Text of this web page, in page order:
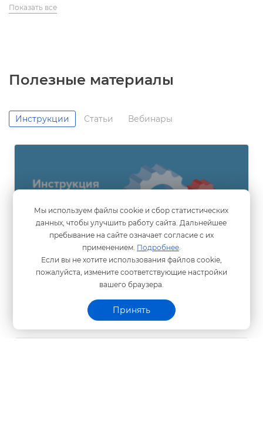
Мы используем файлы cookie и сбор статистических
данных, чтобы улучшить работу сайта. Дальнейшее
пребывание на сайте означает согласие с их
применением. Подробнее.
Если вы не хотите использования файлов cookie,
пожалуйста, измените соответствующие настройки
ашего браузера.
Принять
Показать все
Полезные материалы
Инструкции Статьи ебинары
Предварительная запись к специалистам
Программного центра
Как записаться к специалистам Программного
центра для удаленной техподдержки